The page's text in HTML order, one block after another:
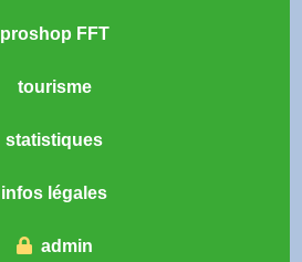
proshop FFT
tourisme
statistiques
infos légales
admin